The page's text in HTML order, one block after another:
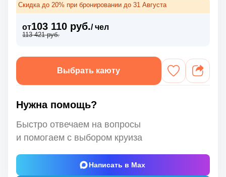
Скидка до 20% при бронировании до 31 Августа
от103 110 руб./ чел
113 421 руб.
Выбрать каюту
Нужна помощь?
Быстро отвечаем на вопросы
и помогаем с выбором круиза
Написать в Max